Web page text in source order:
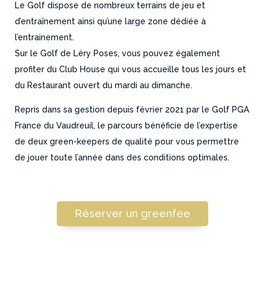
Le Golf dispose de nombreux terrains de jeu et
d’entraînement ainsi qu’une large zone dédiée à
l’entrainement.
Sur le Golf de Léry Poses, vous pouvez également
profiter du Club House qui vous accueille tous les jours et
du Restaurant ouvert du mardi au dimanche.
Repris dans sa gestion depuis février 2021 par le Golf PGA
France du Vaudreuil, le parcours bénéficie de l’expertise
de deux green-keepers de qualité pour vous permettre
de jouer toute l’année dans des conditions optimales.
Réserver un greenfee